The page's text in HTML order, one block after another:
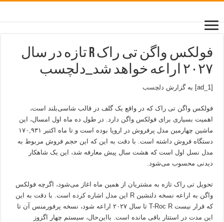
فولکس واگن تی راک R تازه در سال
۲۰۲۷ اراعه خواهد شد_دلچسب
[ad_1] به گزارش دلچسب
فولکس واگن تی راک که در واقع یک گلف در قالب شاسی‌بلند است،
اهمیت بسیاری برای فولکس واگن دارد. در طول ده ماه اول امسال، این
ماشین چهارمین مدل پرفروش در اروپا بوده است و تا ماه اکتبر ۱۷۰,۹۳۱
دستگاه فروش داشته است. با دقت به این که این حجم فروش مربوط به
مدل نسل اول است که هشت سال پیش معارفه شد، این یک شاهکار
دیدنی محسوب می‌شود.
تحویل تی راک تازه به مشتریان از همین ماه اغاز می‌شود، اگرچه فولکس
واگن به اراعه نسخه دلنشین R این مدل اشاره کرده است. با دقت به این
که قرار نیست T-Roc R تا سال ۲۰۲۷ اراعه شود، نسخه پرفورمنس آن تا
این مدت در استتار باقی مانده است. بااین‌حال، سیستم چهار اگزوز